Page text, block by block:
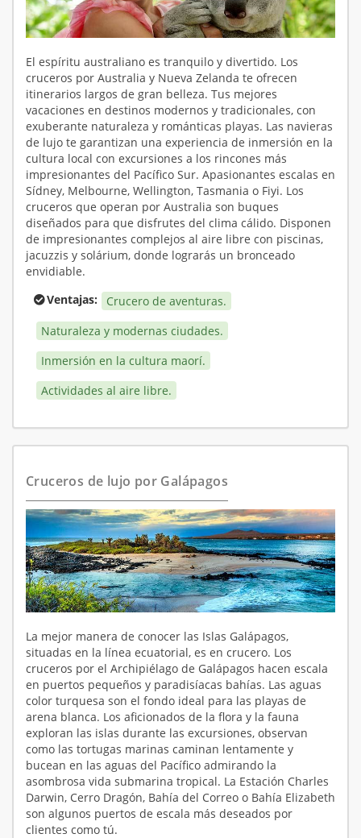
El espíritu australiano es tranquilo y divertido. Los
cruceros por Australia y Nueva Zelanda te ofrecen
itinerarios largos de gran belleza. Tus mejores
vacaciones en destinos modernos y tradicionales, con
exuberante naturaleza y románticas playas. Las navieras
de lujo te garantizan una experiencia de inmersión en la
cultura local con excursiones a los rincones más
impresionantes del Pacífico Sur. Apasionantes escalas en
Sídney, Melbourne, Wellington, Tasmania o Fiyi. Los
cruceros que operan por Australia son buques
diseñados para que disfrutes del clima cálido. Disponen
de impresionantes complejos al aire libre con piscinas,
jacuzzis y solárium, donde lograrás un bronceado
envidiable.
Ventajas:
Crucero de aventuras.
Naturaleza y modernas ciudades.
Inmersión en la cultura maorí.
Actividades al aire libre.
Cruceros de lujo por Galápagos
La mejor manera de conocer las Islas Galápagos,
situadas en la línea ecuatorial, es en crucero. Los
cruceros por el Archipiélago de Galápagos hacen escala
en puertos pequeños y paradisíacas bahías. Las aguas
color turquesa son el fondo ideal para las playas de
arena blanca. Los aficionados de la flora y la fauna
exploran las islas durante las excursiones, observan
como las tortugas marinas caminan lentamente y
bucean en las aguas del Pacífico admirando la
asombrosa vida submarina tropical. La Estación Charles
Darwin, Cerro Dragón, Bahía del Correo o Bahía Elizabeth
son algunos puertos de escala más deseados por
clientes como tú.